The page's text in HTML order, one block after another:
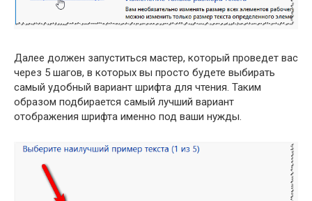
Далее должен запуститься мастер, который проведет вас
через 5 шагов, в которых вы просто будете выбирать
самый удобный вариант шрифта для чтения. Таким
образом подбирается самый лучший вариант
отображения шрифта именно под ваши нужды.